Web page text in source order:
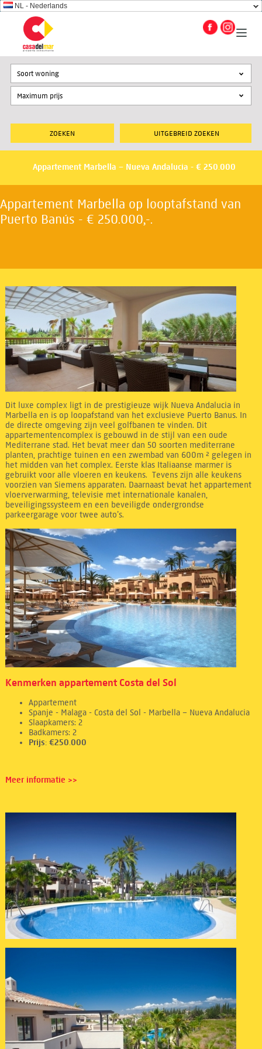
NL - Nederlands
UITGEBREID ZOEKEN
Soort woning
Appartement Marbella – Nueva Andalucia - € 250.000
Appartement Marbella op looptafstand van
Puerto Banús - € 250.000,-.
Dit luxe complex ligt in de prestigieuze wijk Nueva Andalucia in
Marbella en is op loopafstand van het exclusieve Puerto Banus. In
de directe omgeving zijn veel golfbanen te vinden. Dit
appartementencomplex is gebouwd in de stijl van een oude
Mediterrane stad. Het bevat meer dan 50 soorten mediterrane
planten, prachtige tuinen en een zwembad van 600m ² gelegen in
het midden van het complex. Eerste klas Italiaanse marmer is
gebruikt voor alle vloeren en keukens. Tevens zijn alle keukens
voorzien van Siemens apparaten. Daarnaast bevat het appartement
vloerverwarming, televisie met internationale kanalen,
beveiligingssysteem en een beveiligde ondergrondse
parkeergarage voor twee auto’s.
Kenmerken appartement Costa del Sol
Appartement
Spanje - Malaga - Costa del Sol - Marbella – Nueva Andalucia
Slaapkamers: 2
Badkamers: 2
Prijs: €250.000
Meer informatie >>